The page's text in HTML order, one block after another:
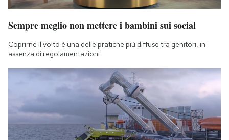
Sempre meglio non mettere i bambini sui social
Coprirne il volto è una delle pratiche più diffuse tra genitori, in
assenza di regolamentazioni